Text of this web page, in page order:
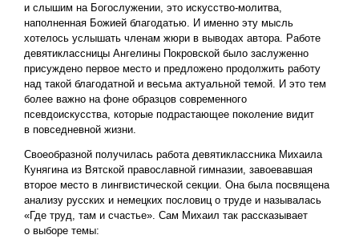
и слышим на Богослужении, это искусство-молитва,
наполненная Божией благодатью. И именно эту мысль
хотелось услышать членам жюри в выводах автора. Работе
девятиклассницы Ангелины Покровской было заслуженно
присуждено первое место и предложено продолжить работу
над такой благодатной и весьма актуальной темой. И это тем
более важно на фоне образцов современного
псевдоискусства, которые подрастающее поколение видит
в повседневной жизни.
Своеобразной получилась работа девятиклассника Михаила
Кунягина из Вятской православной гимназии, завоевавшая
второе место в лингвистической секции. Она была посвящена
анализу русских и немецких пословиц о труде и называлась
«Где труд, там и счастье». Сам Михаил так рассказывает
о выборе темы: